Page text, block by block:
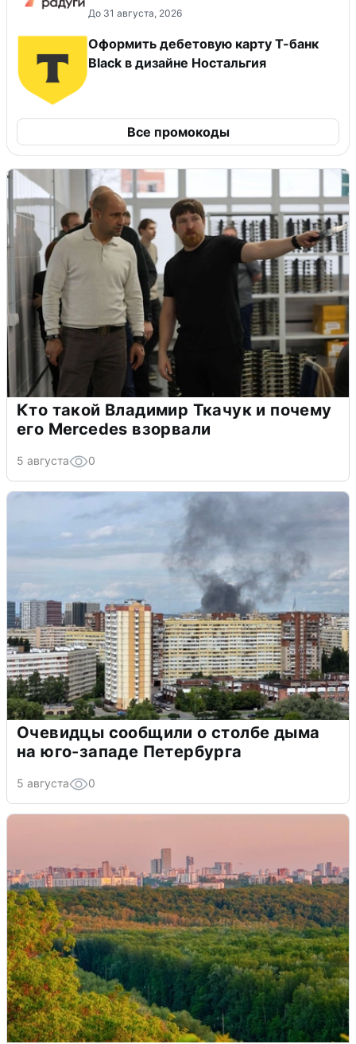
До 31 августа, 2026
Оформить дебетовую карту Т-банк
Black в дизайне Ностальгия
Все промокоды
Кто такой Владимир Ткачук и почему
его Mercedes взорвали
5 августа 0
Очевидцы сообщили о столбе дыма
на юго-западе Петербурга
5 августа 0